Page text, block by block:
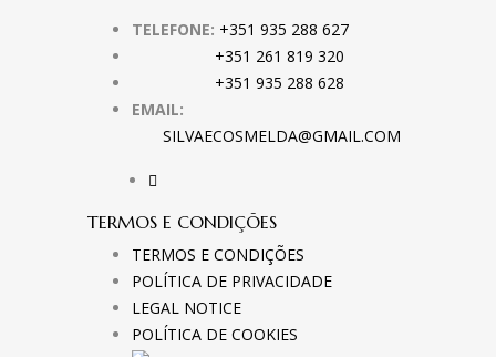
TELEFONE: +351 935 288 627
+351 261 819 320
+351 935 288 628
EMAIL:
SILVAECOSMELDA@GMAIL.COM
TERMOS E CONDIÇÕES
TERMOS E CONDIÇÕES
POLÍTICA DE PRIVACIDADE
LEGAL NOTICE
POLÍTICA DE COOKIES